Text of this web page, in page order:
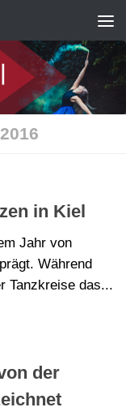
in Kiel
Jahr von
Während
Tanzkreise das...
der